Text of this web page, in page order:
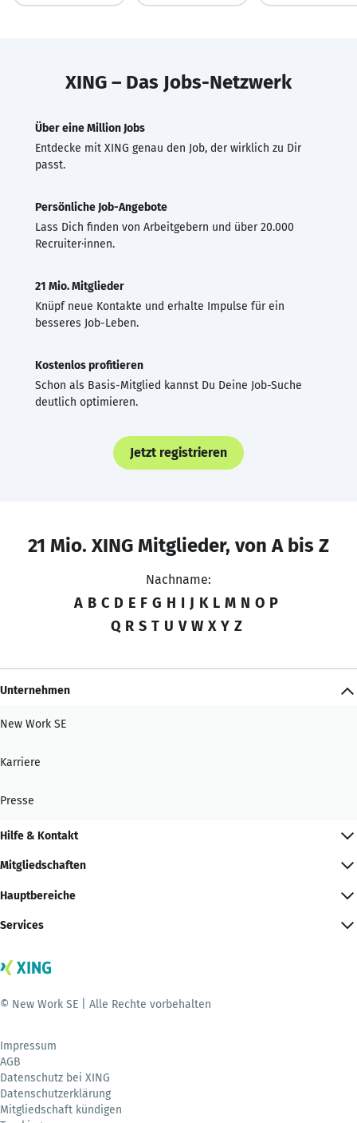
XING – Das Jobs-Netzwerk
Über eine Million Jobs
Entdecke mit XING genau den Job, der wirklich zu Dir
passt.
Persönliche Job-Angebote
Lass Dich finden von Arbeitgebern und über 20.000
Recruiter·innen.
21 Mio. Mitglieder
Knüpf neue Kontakte und erhalte Impulse für ein
besseres Job-Leben.
Kostenlos profitieren
Schon als Basis-Mitglied kannst Du Deine Job-Suche
deutlich optimieren.
Jetzt registrieren
21 Mio. XING Mitglieder, von A bis Z
Nachname:
A B C D E F G H I J K L M N O P
Q R S T U V W X Y Z
Unternehmen
New Work SE
Karriere
Presse
Hilfe & Kontakt
Mitgliedschaften
Hauptbereiche
Services
© New Work SE | Alle Rechte vorbehalten
Impressum
AGB
Datenschutz bei XING
Datenschutzerklärung
Mitgliedschaft kündigen